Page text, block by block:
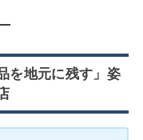
を地元に残す」姿